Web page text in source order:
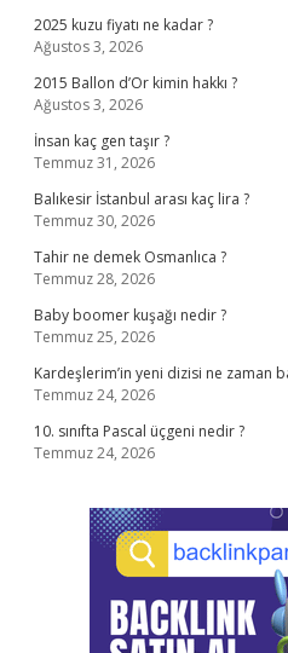
2025 kuzu fiyatı ne kadar ?
Ağustos 3, 2026
2015 Ballon d’Or kimin hakkı ?
Ağustos 3, 2026
İnsan kaç gen taşır ?
Temmuz 31, 2026
Balıkesir İstanbul arası kaç lira ?
Temmuz 30, 2026
Tahir ne demek Osmanlıca ?
Temmuz 28, 2026
Baby boomer kuşağı nedir ?
Temmuz 25, 2026
Kardeşlerim’in yeni dizisi ne zaman
Temmuz 24, 2026
10. sınıfta Pascal üçgeni nedir ?
Temmuz 24, 2026